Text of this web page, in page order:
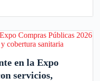
en la Expo
servicios,